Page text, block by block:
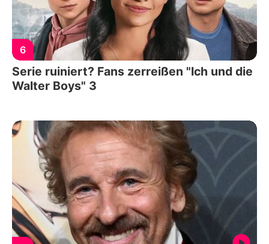
6
Serie ruiniert? Fans zerreißen "Ich und die
Walter Boys" 3